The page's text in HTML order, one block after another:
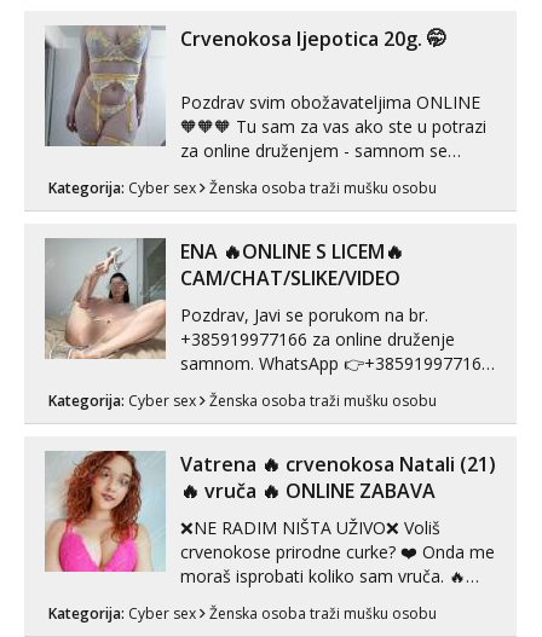
Crvenokosa ljepotica 20g. 🤭
Pozdrav svim obožavateljima ONLINE
🧡🧡🧡 Tu sam za vas ako ste u potrazi
za online druženjem - samnom se
možete zabaviti preko videopoziva, ili
ako vam nisam dovoljna radim i u paru i
😉 Radim i vruća tipkanja uz slike i hot
line pozive. Za vas sam pripremila ...
Kategorija: Cyber sex Ženska osoba traži mušku osobu
ENA 🔥ONLINE S LICEM🔥
CAM/CHAT/SLIKE/VIDEO
Pozdrav, Javi se porukom na br.
+385919977166 za online druženje
samnom. WhatsApp 👉+385919977166
Telegram 👉@enafriedrichkis Radim
videopozive s licem, solo i s partnerom,
kombinacije halteri, haljine, štikle,
samostojeće itd. Nudim svakakva videa
Kategorija: Cyber sex Ženska osoba traži mušku osobu
Vatrena ‎️‍🔥 crvenokosa Natali (21)
‎️‍🔥 vruča‎ ️‍🔥 ONLINE ZABAVA
❌NE RADIM NIŠTA UŽIVO❌ Voliš
crvenokose prirodne curke? ❤️ Onda me
moraš isprobati koliko sam vruča.‎ ️‍🔥
MLADA vražica koja ima 100%
prorodne grudi, 💦 Misli su mi uvijek
Kategorija: Cyber sex Ženska osoba traži mušku osobu